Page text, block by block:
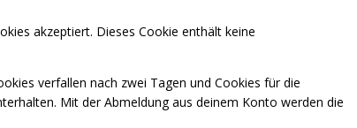
akzeptiert. Dieses Cookie enthält keine
verfallen nach zwei Tagen und Cookies für die
Mit der Abmeldung aus deinem Konto werden die